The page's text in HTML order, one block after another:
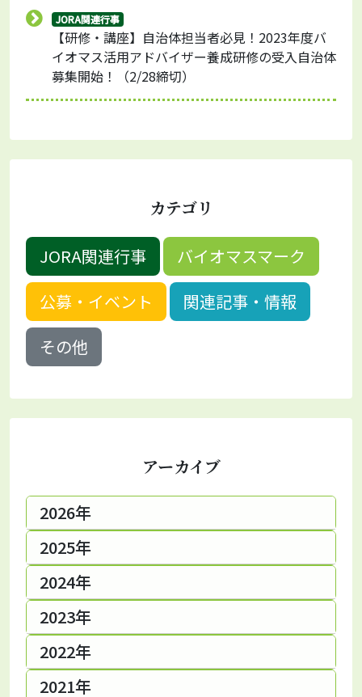
JORA関連行事
【研修・講座】自治体担当者必見！2023年度バ
イオマス活用アドバイザー養成研修の受入自治体
募集開始！（2/28締切）
カテゴリ
JORA関連行事
バイオマスマーク
公募・イベント
関連記事・情報
その他
アーカイブ
2026年
2025年
2024年
2023年
2022年
2021年